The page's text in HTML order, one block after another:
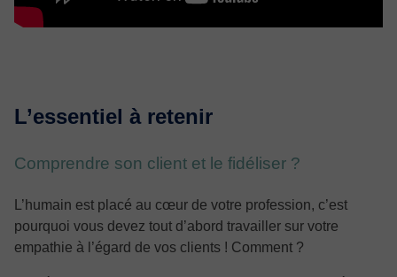
L’essentiel à retenir
Comprendre son client et le fidéliser ?
L’humain est placé au cœur de votre profession, c’est
pourquoi vous devez tout d’abord travailler sur votre
empathie à l’égard de vos clients ! Comment ?